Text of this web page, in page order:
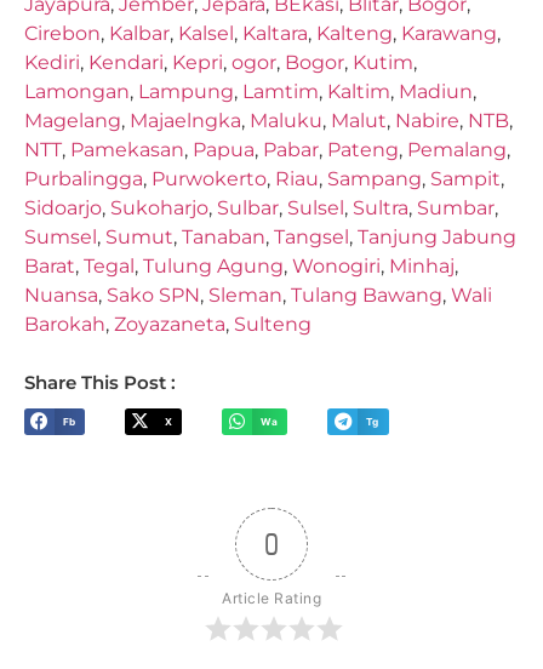
Cirebon, Kalbar, Kalsel , Kaltara, Kalteng, Karawang,
Kediri, Kendari, Kepri, ogor, Bogor, Kutim,
Lamongan, Lampung, Lamtim, Kaltim, Madiun,
Magelang, Majaelngka, Maluku, Malut, Nabire, NTB,
NTT, Pamekasan, Papua, Pabar, Pateng, Pemalang,
Purbalingga, Purwokerto, Riau, Sampang, Sampit,
Sidoarjo, Sukoharjo, Sulbar, Sulsel , Sultra, Sumbar,
Sumsel , Sumut, Tanaban, Tangsel , Tanjung Jabung
Barat, Tegal , Tulung Agung, Wonogiri, Minhaj,
Nuansa, Sako SPN, Sleman, Tulang Bawang, Wali
Barokah, Zoyazaneta, Sulteng
Share This Post :
Fb X Wa Tg
0
Article Rating